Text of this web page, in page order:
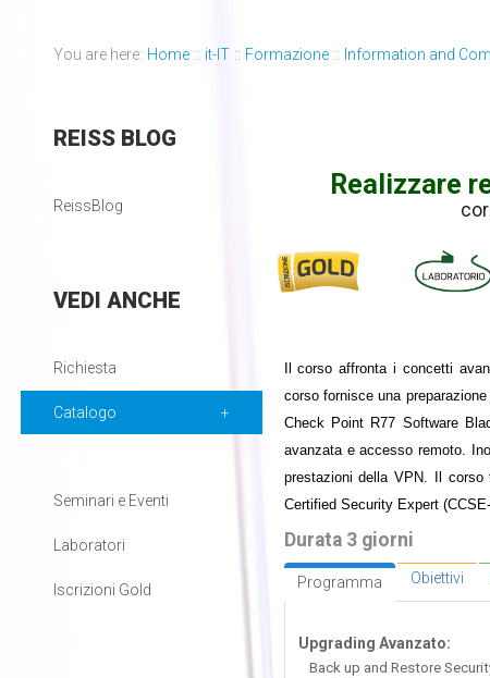
You are here: Home :: it-IT :: Formazione :: Information and
Realizzare
Il corso affronta i concetti
corso fornisce una
Check Point R77 Software
avanzata e accesso remoto.
prestazioni della VPN. Il corso
Certified Security Expert
Durata 3 giorni
Programma Obiettivi
Upgrading Avanzato:
Back up and Restore
REISSBLOG
ReissBlog
VEDI ANCHE
Richiesta
Catalogo
Seminari e Eventi
Laboratori
Iscrizioni Gold